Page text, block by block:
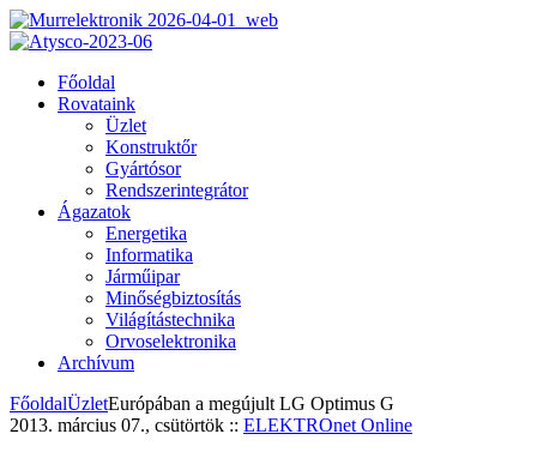
Főoldal
Rovataink
Üzlet
Konstruktőr
Gyártósor
Rendszerintegrátor
Ágazatok
Energetika
Informatika
Járműipar
Minőségbiztosítás
Világítástechnika
Orvoselektronika
Archívum
FőoldalÜzletEurópában a megújult LG Optimus G
2013. március 07., csütörtök :: ELEKTROnet Online